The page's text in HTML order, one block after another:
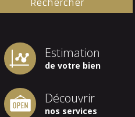
Estimation
de votre bien
Découvrir
nos services